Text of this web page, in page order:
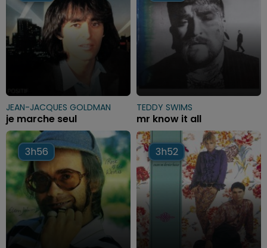
JEAN-JACQUES GOLDMAN
je marche seul
TEDDY SWIMS
mr know it all
3h56
3h56 3h52
3h52